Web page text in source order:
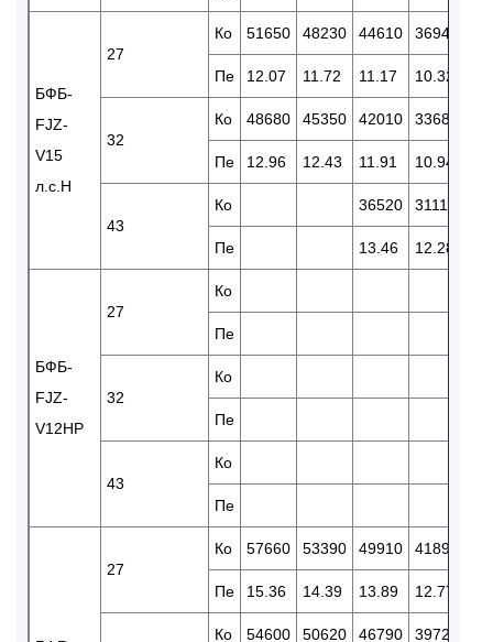
БФБ-
FJZ-
V15
л.с.H
27
Ко 51650 48230 44610 36940
Пе 12.07 11.72 11.17 10.32
32
Ко 48680 45350 42010 33680
Пе 12.96 12.43 11.91 10.94
43
Ко 36520 31110
Пе 13.46 12.28
БФБ-
FJZ-
V12HP
27
Ко
Пе
32
Ко
Пе
43
Ко
Пе
27
Ко 57660 53390 49910 41890
Пе 15.36 14.39 13.89 12.77
Ко 54600 50620 46790 39720